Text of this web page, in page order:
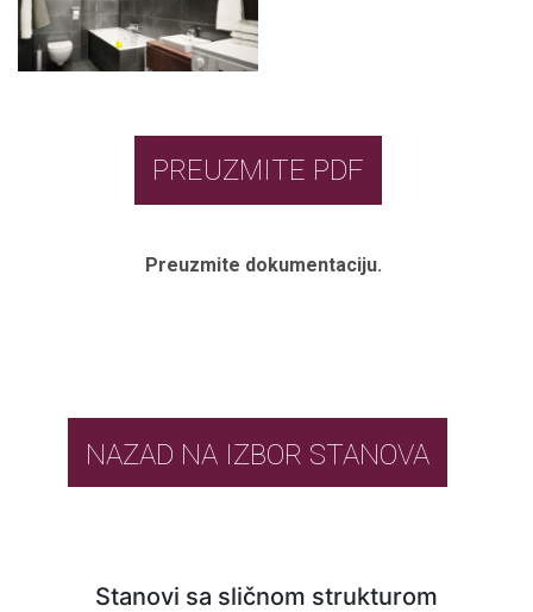
PREUZMITE PDF
Preuzmite dokumentaciju.
NAZAD NA IZBOR STANOVA
Stanovi sa sličnom strukturom